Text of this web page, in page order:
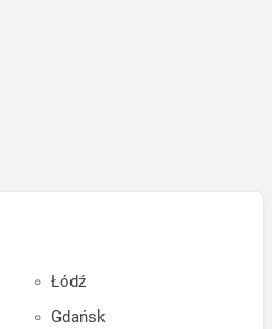
Łódź
Gdańsk